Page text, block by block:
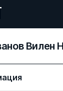
Вилен